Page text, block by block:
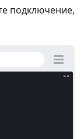
подключение,